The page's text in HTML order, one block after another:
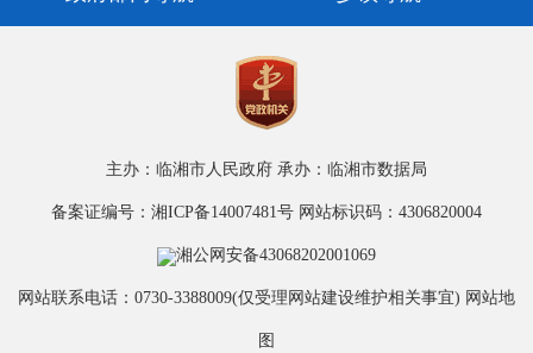
主办：临湘市人民政府 承办：临湘市数据局
备案证编号：湘ICP备14007481号 网站标识码：4306820004
湘公网安备43068202001069
网站联系电话：0730-3388009(仅受理网站建设维护相关事宜) 网站地
图